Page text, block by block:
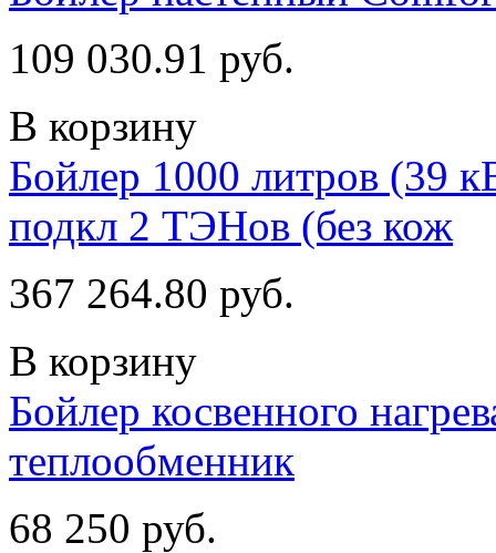
109 030.91 руб.
В корзину
Бойлер 1000 литров (39
подкл 2 ТЭНов (без кож
367 264.80 руб.
В корзину
Бойлер косвенного
теплообменник
68 250 руб.